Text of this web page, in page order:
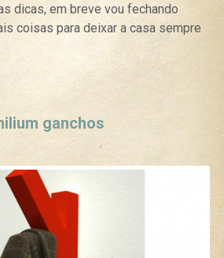
dicas, em breve vou fechando
coisas para deixar a casa sempre
ganchos